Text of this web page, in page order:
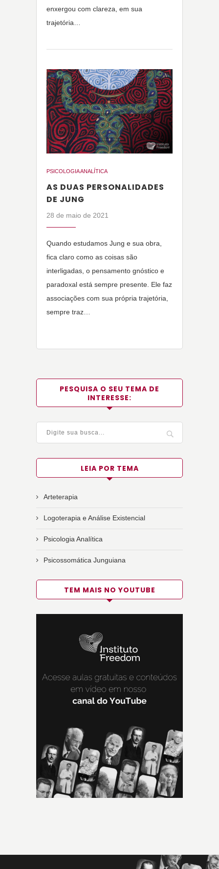
enxergou com clareza, em sua
trajetória…
PSICOLOGIA ANALÍTICA
AS DUAS PERSONALIDADES
DE JUNG
28 de maio de 2021
Quando estudamos Jung e sua obra,
fica claro como as coisas são
interligadas, o pensamento gnóstico e
paradoxal está sempre presente. Ele faz
associações com sua própria trajetória,
sempre traz…
PESQUISA O SEU TEMA DE
INTERESSE:
LEIA POR TEMA
Arteterapia
Logoterapia e Análise Existencial
Psicologia Analítica
Psicossomática Junguiana
TEM MAIS NO YOUTUBE